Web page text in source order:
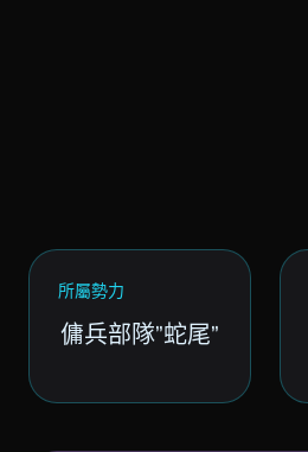
所屬勢力
傭兵部隊”蛇尾”